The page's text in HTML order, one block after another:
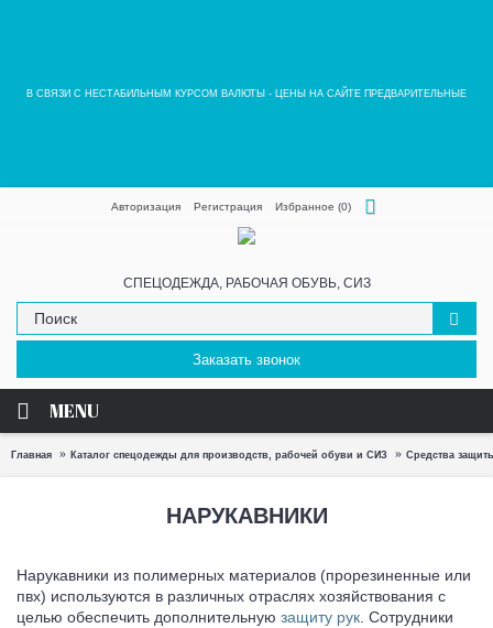
В СВЯЗИ С НЕСТАБИЛЬНЫМ КУРСОМ ВАЛЮТЫ - ЦЕНЫ НА САЙТЕ ПРЕДВАРИТЕЛЬНЫЕ
Авторизация Регистрация Избранное (0)
СПЕЦОДЕЖДА, РАБОЧАЯ ОБУВЬ, СИЗ
Заказать звонок
MENU
Главная Каталог спецодежды для производств, рабочей обуви и СИЗ Средства
НАРУКАВНИКИ
Нарукавники из полимерных материалов (прорезиненные или
пвх) используются в различных отраслях хозяйствования с
целью обеспечить дополнительную защиту рук. Сотрудники